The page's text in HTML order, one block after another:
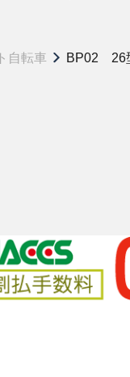
自転車 BP02 26